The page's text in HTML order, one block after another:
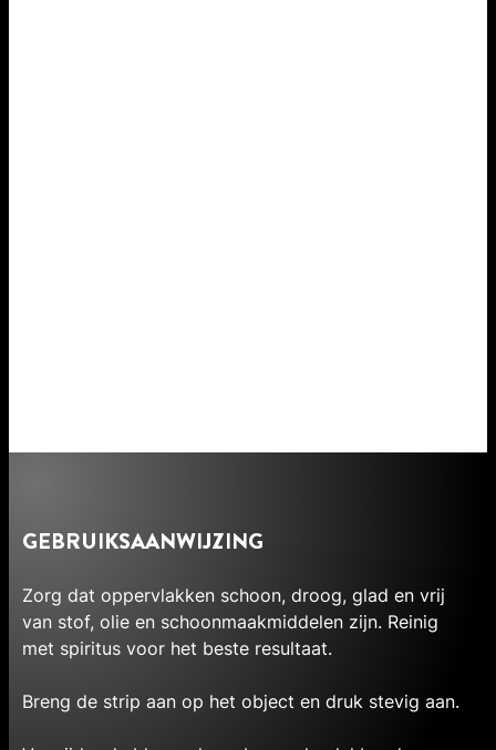
GEBRUIKSAANWIJZING
Zorg dat oppervlakken schoon, droog, glad en vrij
van stof, olie en schoonmaakmiddelen zijn. Reinig
met spiritus voor het beste resultaat.
Breng de strip aan op het object en druk stevig aan.